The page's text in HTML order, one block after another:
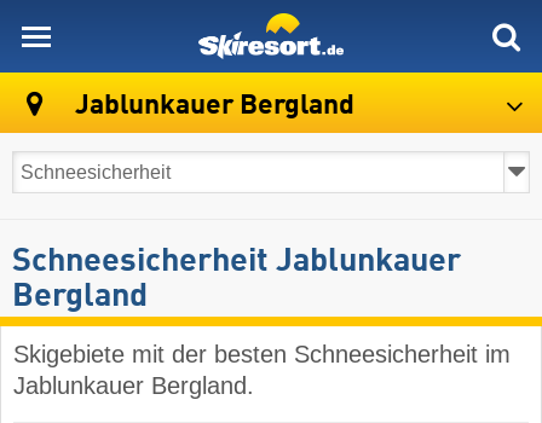
Jablunkauer Bergland
Schneesicherheit Jablunkauer
Bergland
Skigebiete mit der besten Schneesicherheit im
Jablunkauer Bergland.